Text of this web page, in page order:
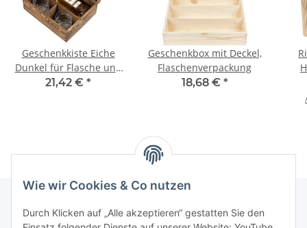
Wie wir Cookies & Co nutzen
Durch Klicken auf „Alle akzeptieren“ gestatten Sie den
Geschenkkiste Eiche
Dunkel für Flasche und
Gläser
21,42 € *
Geschenkbox mit Deckel,
Flaschenverpackung
18,68 € *